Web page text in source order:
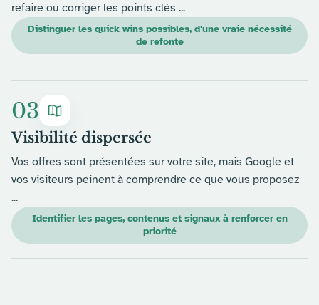
refaire ou corriger les points clés ...
Distinguer les quick wins possibles, d'une vraie nécessité
de refonte
03
Visibilité dispersée
Vos offres sont présentées sur votre site, mais Google et
vos visiteurs peinent à comprendre ce que vous proposez
...
Identifier les pages, contenus et signaux à renforcer en
priorité